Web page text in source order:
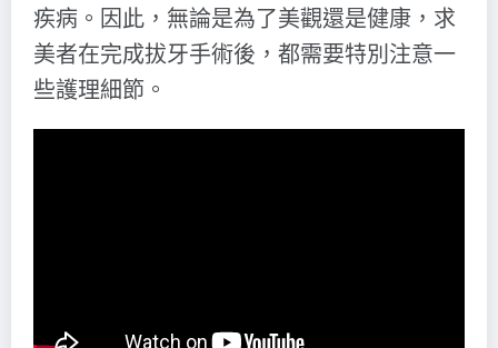
疾病。因此，無論是為了美觀還是健康，求
美者在完成拔牙手術後，都需要特別注意一
些護理細節。